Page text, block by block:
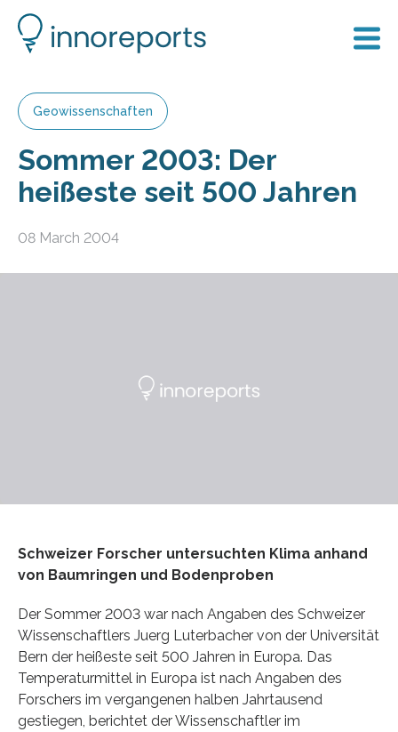
Geowissenschaften
Sommer 2003: Der
heißeste seit 500 Jahren
08 March 2004
Schweizer Forscher untersuchten Klima anhand
von Baumringen und Bodenproben
Der Sommer 2003 war nach Angaben des Schweizer
Wissenschaftlers Juerg Luterbacher von der Universität
Bern der heißeste seit 500 Jahren in Europa. Das
Temperaturmittel in Europa ist nach Angaben des
Forschers im vergangenen halben Jahrtausend
gestiegen, berichtet der Wissenschaftler im